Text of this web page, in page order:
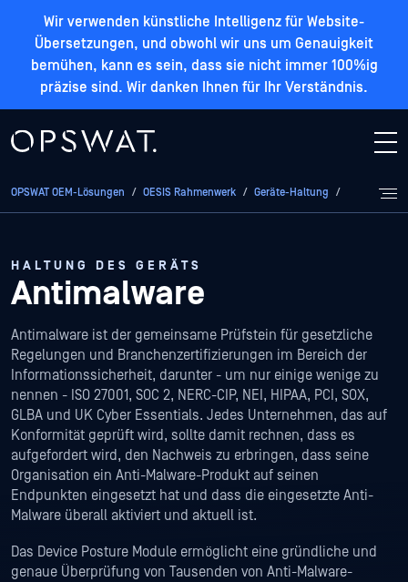
Wir verwenden künstliche Intelligenz für Website-
Übersetzungen, und obwohl wir uns um Genauigkeit
bemühen, kann es sein, dass sie nicht immer 100%ig
präzise sind. Wir danken Ihnen für Ihr Verständnis.
OPSWAT OEM-Lösungen / OESIS Rahmenwerk / Geräte-Haltung / Antimalware
HALTUNG DES GERÄTS
Antimalware
Antimalware ist der gemeinsame Prüfstein für gesetzliche
Regelungen und Branchenzertifizierungen im Bereich der
Informationssicherheit, darunter - um nur einige wenige zu
nennen - ISO 27001, SOC 2, NERC-CIP, NEI, HIPAA, PCI, SOX,
GLBA und UK Cyber Essentials. Jedes Unternehmen, das auf
Konformität geprüft wird, sollte damit rechnen, dass es
aufgefordert wird, den Nachweis zu erbringen, dass seine
Organisation ein Anti-Malware-Produkt auf seinen
Endpunkten eingesetzt hat und dass die eingesetzte Anti-
Malware überall aktiviert und aktuell ist.
Das Device Posture Module ermöglicht eine gründliche und
genaue Überprüfung von Tausenden von Anti-Malware-